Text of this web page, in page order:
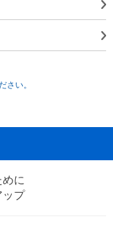
さい。
に
ップ